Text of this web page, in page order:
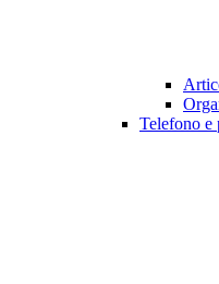
Telefono e